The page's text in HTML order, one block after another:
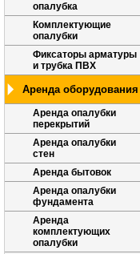
опалубка
Комплектующие
опалубки
Фиксаторы арматуры
и трубка ПВХ
Аренда оборудования
Аренда опалубки
перекрытий
Аренда опалубки
стен
Аренда бытовок
Аренда опалубки
фундамента
Аренда
комплектующих
опалубки